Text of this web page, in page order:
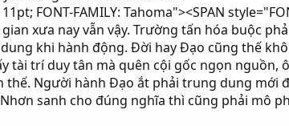
FONT-FAMILY: Tahoma"><SPAN
xưa nay vẫn vậy. Trường tấn hóa buộc
khi hành động. Đời hay Đạo cũng thế
tài trí duy tân mà quên cội gốc ngọn
Người hành Đạo ắt phải trung dung mới
sanh cho đúng nghĩa thì cũng phải mô